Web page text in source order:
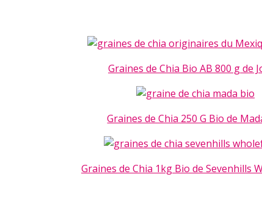
Graines de Chia Bio AB 800 g de
Graines de Chia 250 G Bio de
Graines de Chia 1kg Bio de Sevenhills